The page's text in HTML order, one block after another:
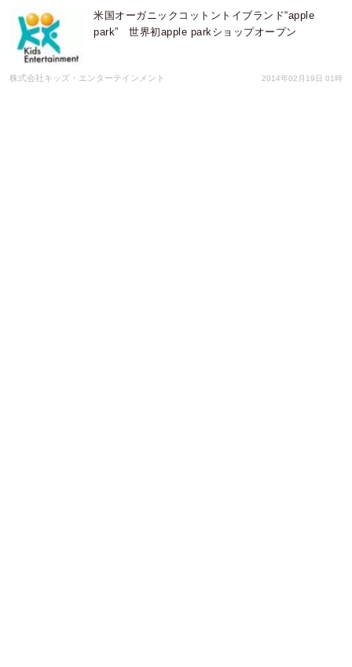
米国オーガニックコットントイブランド“apple
park” 世界初apple parkショップオープン
株式会社キッズ・エンターテインメント 2014年02月19日 01時